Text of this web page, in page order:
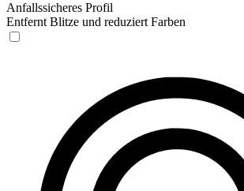
Anfallssicheres Profil
Entfernt Blitze und reduziert Farben